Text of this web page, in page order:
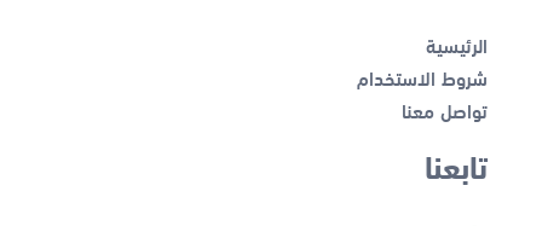
الرئيسية
شروط الاستخدام
تواصل معنا
تابعنا